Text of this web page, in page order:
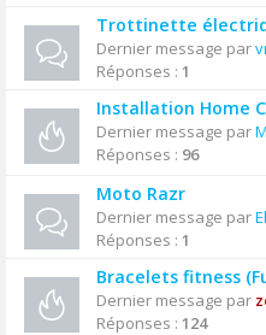
Trottinette
Dernier message par
Réponses : 1
Installation Home
Dernier message par
Réponses : 96
Moto Razr
Dernier message par
Réponses : 1
Bracelets fitness
Dernier message par
Réponses : 124